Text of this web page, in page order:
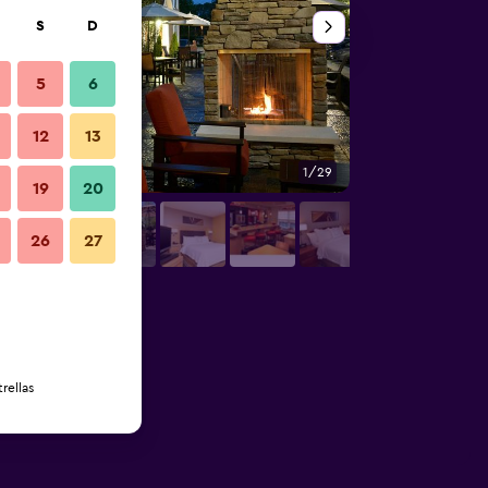
1/29
S D
5 6
12 13
19 20
26 27